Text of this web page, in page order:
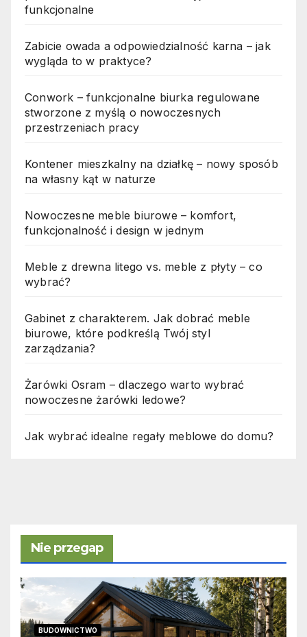
funkcjonalne
Zabicie owada a odpowiedzialność karna – jak
wygląda to w praktyce?
Conwork – funkcjonalne biurka regulowane
stworzone z myślą o nowoczesnych
przestrzeniach pracy
Kontener mieszkalny na działkę – nowy sposób
na własny kąt w naturze
Nowoczesne meble biurowe – komfort,
funkcjonalność i design w jednym
Meble z drewna litego vs. meble z płyty – co
wybrać?
Gabinet z charakterem. Jak dobrać meble
biurowe, które podkreślą Twój styl
zarządzania?
Żarówki Osram – dlaczego warto wybrać
nowoczesne żarówki ledowe?
Jak wybrać idealne regały meblowe do domu?
Nie przegap
BUDOWNICTWO